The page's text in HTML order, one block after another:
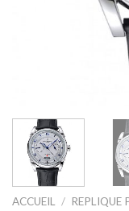
ACCUEIL / REPLIQUE